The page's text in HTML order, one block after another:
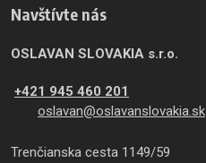
Navštívte nás
OSLAVAN SLOVAKIA s.r.o.
+421 945 460 201
oslavan@oslavanslovakia.sk
Trenčianska cesta 1149/59